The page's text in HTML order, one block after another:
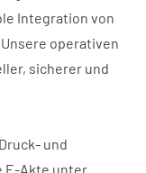
Integration von
operativen
sicherer und
und
E-Akte unter